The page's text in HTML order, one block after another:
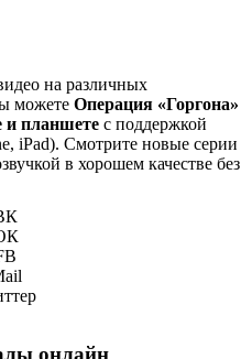
на различных
можете Операция «Горгона»
и планшете с поддержкой
iPad). Смотрите новые серии
в хорошем качестве без